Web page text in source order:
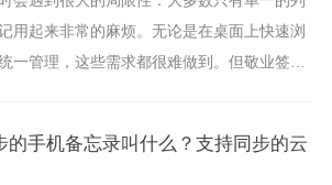
用起来非常的麻烦。无论是在桌面上快速浏
一管理，这些需求都很难做到。但敬业签作
的手机备忘录叫什么？支持同步的云